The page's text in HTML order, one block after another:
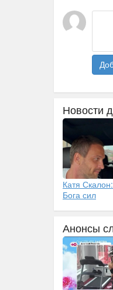
Новости
Катя
Бога сил
Анонсы